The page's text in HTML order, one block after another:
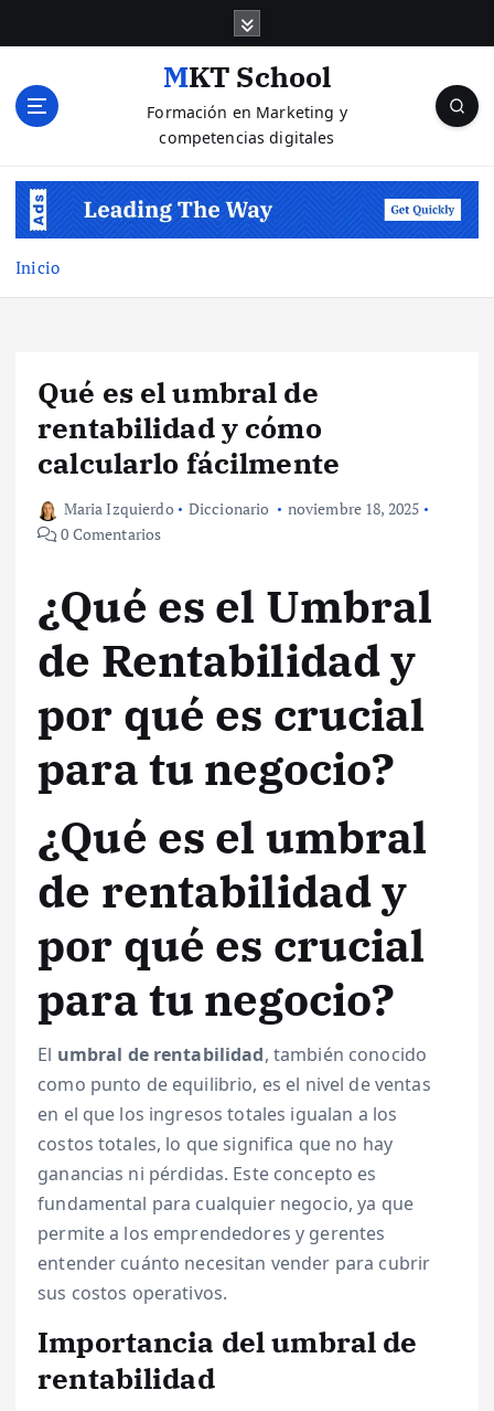
MKT School
Formación en Marketing y
competencias digitales
Inicio
Qué es el umbral de
rentabilidad y cómo
calcularlo fácilmente
Maria Izquierdo Diccionario
noviembre 18, 2025
0 Comentarios
¿Qué es el Umbral
de Rentabilidad y
por qué es crucial
para tu negocio?
¿Qué es el umbral
de rentabilidad y
por qué es crucial
para tu negocio?
El umbral de rentabilidad, también conocido
como punto de equilibrio, es el nivel de ventas
en el que los ingresos totales igualan a los
costos totales, lo que significa que no hay
ganancias ni pérdidas. Este concepto es
fundamental para cualquier negocio, ya que
permite a los emprendedores y gerentes
entender cuánto necesitan vender para cubrir
sus costos operativos.
Importancia del umbral de
rentabilidad